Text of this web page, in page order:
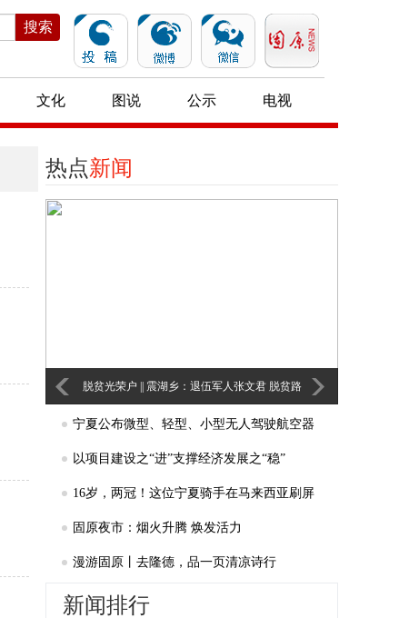
搜索
文化 图说 公示 电视
热点新闻
脱贫光荣户 || 震湖乡：退伍军人张文君 脱贫路
上“领头羊”
宁夏公布微型、轻型、小型无人驾驶航空器
适飞空域范围
以项目建设之“进”支撑经济发展之“稳”
16岁，两冠！这位宁夏骑手在马来西亚刷屏
了 固原夜市：烟火升腾 焕发活力
漫游固原丨去隆德，品一页清凉诗行
新闻排行